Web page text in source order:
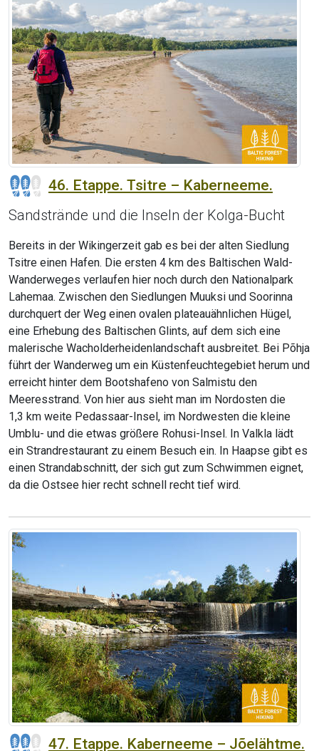
46. Etappe. Tsitre – Kaberneeme.
Sandstrände und die Inseln der Kolga-Bucht
Bereits in der Wikingerzeit gab es bei der alten Siedlung
Tsitre einen Hafen. Die ersten 4 km des Baltischen Wald-
Wanderweges verlaufen hier noch durch den Nationalpark
Lahemaa. Zwischen den Siedlungen Muuksi und Soorinna
durchquert der Weg einen ovalen plateauähnlichen Hügel,
eine Erhebung des Baltischen Glints, auf dem sich eine
malerische Wacholderheidenlandschaft ausbreitet. Bei Põhja
führt der Wanderweg um ein Küstenfeuchtegebiet herum und
erreicht hinter dem Bootshafeno von Salmistu den
Meeresstrand. Von hier aus sieht man im Nordosten die
1,3 km weite Pedassaar-Insel, im Nordwesten die kleine
Umblu- und die etwas größere Rohusi-Insel. In Valkla lädt
ein Strandrestaurant zu einem Besuch ein. In Haapse gibt es
einen Strandabschnitt, der sich gut zum Schwimmen eignet,
da die Ostsee hier recht schnell recht tief wird.
47. Etappe. Kaberneeme – Jõelähtme.